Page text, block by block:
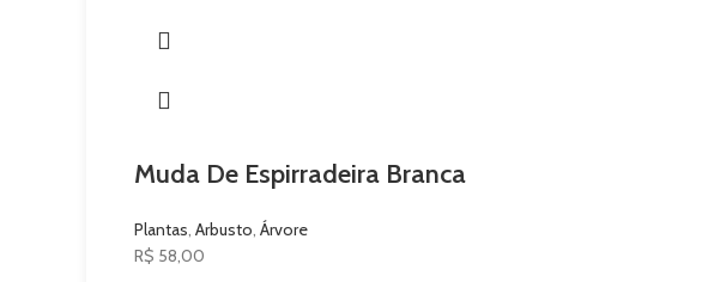
Muda De Espirradeira Branca
Plantas, Arbusto, Árvore
R$ 58,00